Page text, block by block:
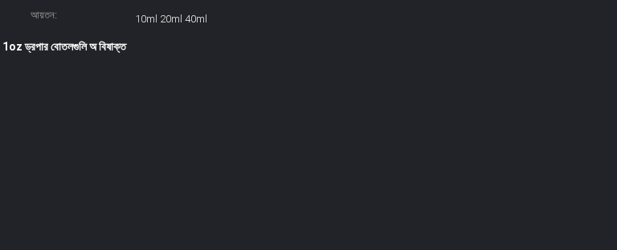
আয়তন:
10ml 20ml 40ml
1oz ড্রপার বোতলগুলি অ বিষাক্ত